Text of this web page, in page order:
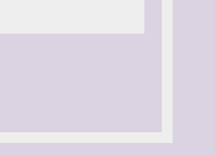
Μουσεία
και